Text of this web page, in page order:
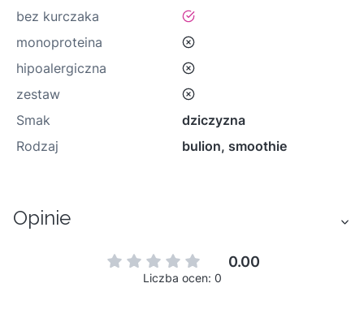
bez kurczaka
tak
monoproteina
nie
hipoalergiczna
nie
zestaw
nie
Smak
dziczyzna
Rodzaj
bulion, smoothie
Opinie
0.00
Liczba ocen: 0